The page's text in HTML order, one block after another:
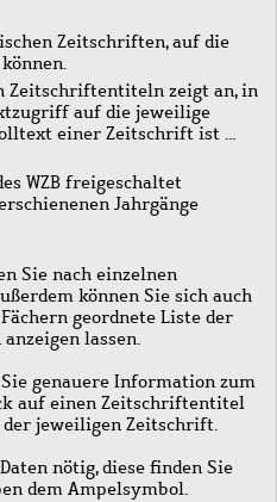
Zeitschriften, auf die
Zeitschriftentiteln zeigt an, in
auf die jeweilige
einer Zeitschrift ist …
WZB freigeschaltet
Jahrgänge
Sie nach einzelnen
können Sie sich auch
geordnete Liste der
lassen.
genauere Information zum
auf einen Zeitschriftentitel
jeweiligen Zeitschrift.
nötig, diese finden Sie
dem Ampelsymbol.